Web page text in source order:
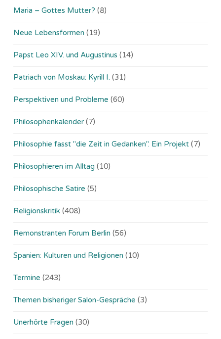
Maria – Gottes Mutter? (8)
Neue Lebensformen (19)
Papst Leo XIV. und Augustinus (14)
Patriach von Moskau: Kyrill I. (31)
Perspektiven und Probleme (60)
Philosophenkalender (7)
Philosophie fasst "die Zeit in Gedanken". Ein Projekt (7)
Philosophieren im Alltag (10)
Philosophische Satire (5)
Religionskritik (408)
Remonstranten Forum Berlin (56)
Spanien: Kulturen und Religionen (10)
Termine (243)
Themen bisheriger Salon-Gespräche (3)
Unerhörte Fragen (30)